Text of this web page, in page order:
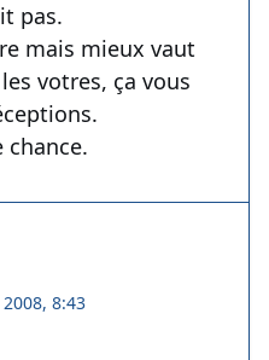
pas.
mais mieux vaut
votres, ça vous
8:43